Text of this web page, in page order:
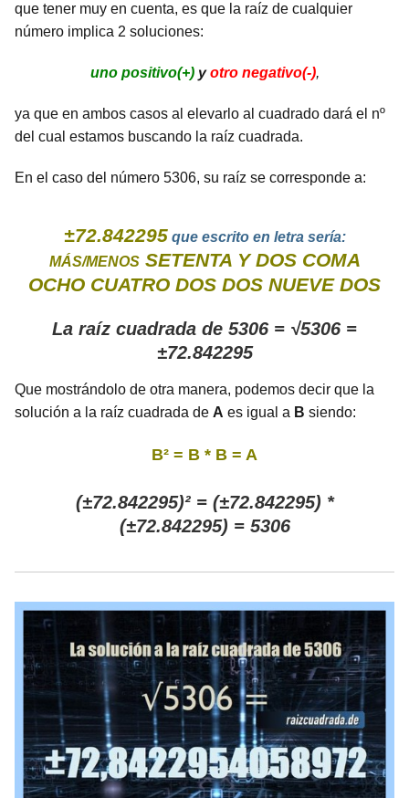
que tener muy en cuenta, es que la raíz de cualquier
número implica 2 soluciones:
uno positivo(+)yotro negativo(-),
ya que en ambos casos al elevarlo al cuadrado dará el nº
del cual estamos buscando la raíz cuadrada.
En el caso del número 5306, su raíz se corresponde a:
±72.842295que escrito en letra sería:
MÁS/MENOS SETENTA Y DOS COMA
OCHO CUATRO DOS DOS NUEVE DOS
La raíz cuadrada de 5306 = √5306 =
±72.842295
Que mostrándolo de otra manera, podemos decir que la
solución a la raíz cuadrada de A es igual a B siendo:
B² = B * B = A
(±72.842295)² = (±72.842295) *
(±72.842295) = 5306